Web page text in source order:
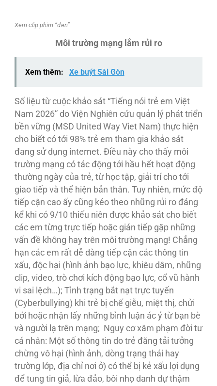
Xem clip phim “đen”
Môi trường mạng lắm rủi ro
Xem thêm: Xe buýt Sài Gòn
Số liệu từ cuộc khảo sát “Tiếng nói trẻ em Việt
Nam 2026” do Viện Nghiên cứu quản lý phát triển
bền vững (MSD United Way Viet Nam) thực hiện
cho biết có tới 98% trẻ em tham gia khảo sát
đang sử dụng internet. Điều này cho thấy môi
trường mạng có tác động tới hầu hết hoạt động
thường ngày của trẻ, từ học tập, giải trí cho tới
giao tiếp và thể hiện bản thân. Tuy nhiên, mức độ
tiếp cận cao ấy cũng kéo theo những rủi ro đáng
kể khi có 9/10 thiếu niên được khảo sát cho biết
các em từng trực tiếp hoặc gián tiếp gặp những
vấn đề không hay trên môi trường mạng! Chẳng
hạn các em rất dễ dàng tiếp cận các thông tin
xấu, độc hại (hình ảnh bạo lực, khiêu dâm, những
clip, video, trò chơi kích động bạo lực, cổ vũ hành
vi sai lệch…); Tình trạng bắt nạt trực tuyến
(Cyberbullying) khi trẻ bị chế giễu, miệt thị, chửi
bới hoặc nhận lấy những bình luận ác ý từ bạn bè
và người lạ trên mạng; Nguy cơ xâm phạm đời tư
cá nhân: Một số thông tin do trẻ đăng tải tưởng
chừng vô hại (hình ảnh, dòng trạng thái hay
trường lớp, địa chỉ nơi ở) có thể bị kẻ xấu lợi dụng
để tung tin giả, lừa đảo, bôi nhọ danh dự thậm